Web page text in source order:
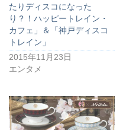
たりディスコになった
り？！ハッピートレイン・
カフェ」＆「神戸ディスコ
トレイン」
2015年11月23日
エンタメ